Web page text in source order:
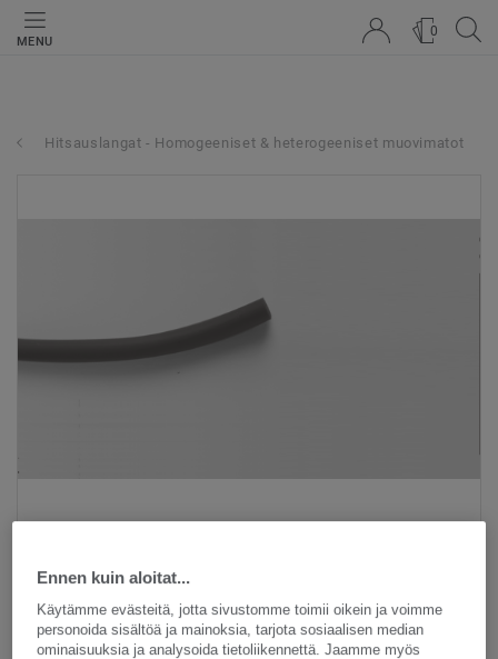
MENU
0
Hitsauslangat - Homogeeniset & heterogeeniset muovimatot
Ennen kuin aloitat...
Käytämme evästeitä, jotta sivustomme toimii oikein ja voimme
personoida sisältöä ja mainoksia, tarjota sosiaalisen median
ominaisuuksia ja analysoida tietoliikennettä. Jaamme myös